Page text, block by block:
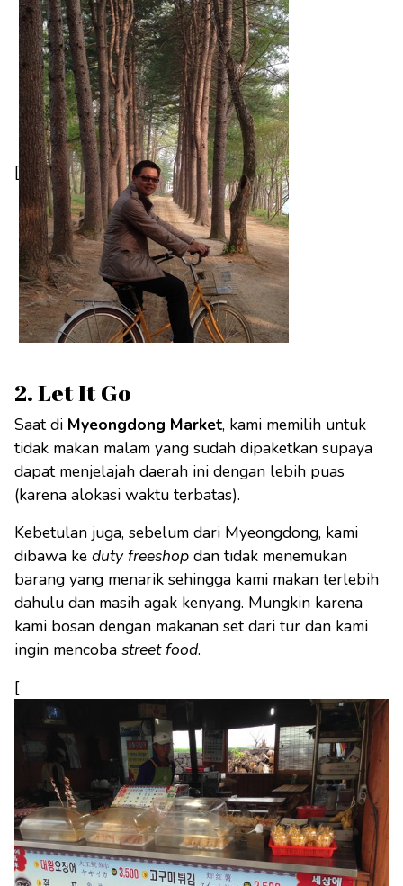
[
2. Let It Go
Saat di Myeongdong Market, kami memilih untuk
tidak makan malam yang sudah dipaketkan supaya
dapat menjelajah daerah ini dengan lebih puas
(karena alokasi waktu terbatas).
Kebetulan juga, sebelum dari Myeongdong, kami
dibawa ke duty freeshop dan tidak menemukan
barang yang menarik sehingga kami makan terlebih
dahulu dan masih agak kenyang. Mungkin karena
kami bosan dengan makanan set dari tur dan kami
ingin mencoba street food.
[